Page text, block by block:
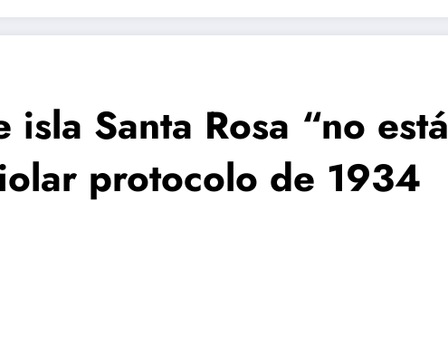
Santa Rosa “no está
protocolo de 1934